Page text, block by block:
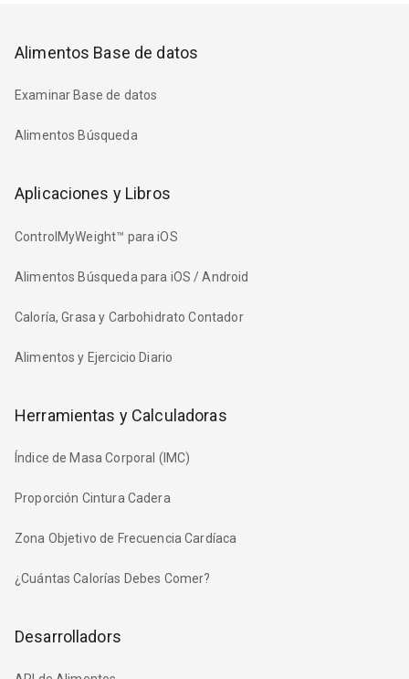
Alimentos Base de datos
Examinar Base de datos
Alimentos Búsqueda
Aplicaciones y Libros
ControlMyWeight™ para iOS
Alimentos Búsqueda para iOS / Android
Caloría, Grasa y Carbohidrato Contador
Alimentos y Ejercicio Diario
Herramientas y Calculadoras
Índice de Masa Corporal (IMC)
Proporción Cintura Cadera
Zona Objetivo de Frecuencia Cardíaca
¿Cuántas Calorías Debes Comer?
Desarrolladors